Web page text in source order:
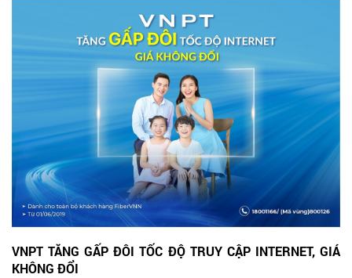
VNPT TĂNG GẤP ĐÔI TỐC ĐỘ TRUY CẬP INTERNET, GIÁ
KHÔNG ĐỔI